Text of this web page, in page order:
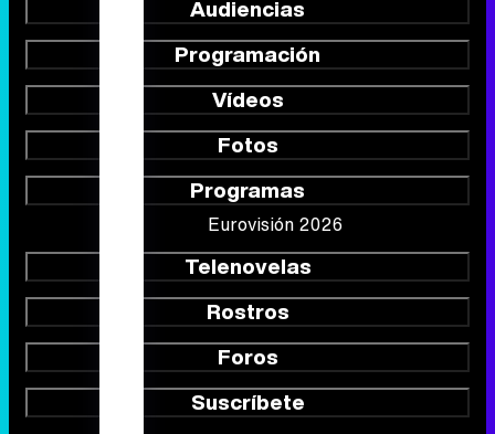
Audiencias
Programación
Vídeos
Fotos
Programas
Eurovisión 2026
Telenovelas
Rostros
Foros
Suscríbete